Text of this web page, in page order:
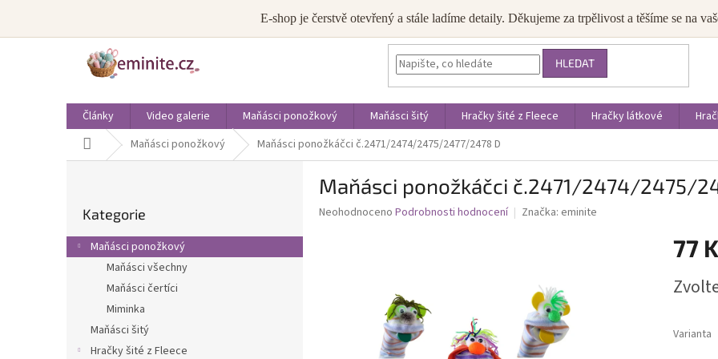
E-shop je čerstvě otevřený a stále ladíme detaily. Děkujeme za trpělivost a těšíme se na
obsah
JAK NAKUPOVAT OBCHODNÍ PODMÍNKY PODMÍNKY OCHRANY
HLEDAT
Články Video galerie Maňásci ponožkový Maňásci šitý Hračky šité z Fleece Hračky látkové
Domů Maňásci ponožkový Maňásci ponožkáčci č.2471/2474/2475/2477/2478 D
r
a
kategorie
Kategorie
Maňásci ponožkový
Maňásci všechny
Maňásci čertíci
Miminka
Maňásci šitý
Hračky šité z Fleece
Maňásci ponožkáčci č.2471/2474/2475/
Průměrné
Neohodnoceno Podrobnosti hodnocení Značka: eminite
77
cena:
Varianta